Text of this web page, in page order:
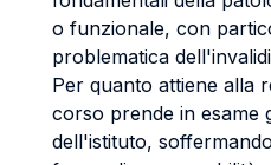
o funzionale, con
problematica
Per quanto attiene alla
corso prende in esame
dell'istituto,